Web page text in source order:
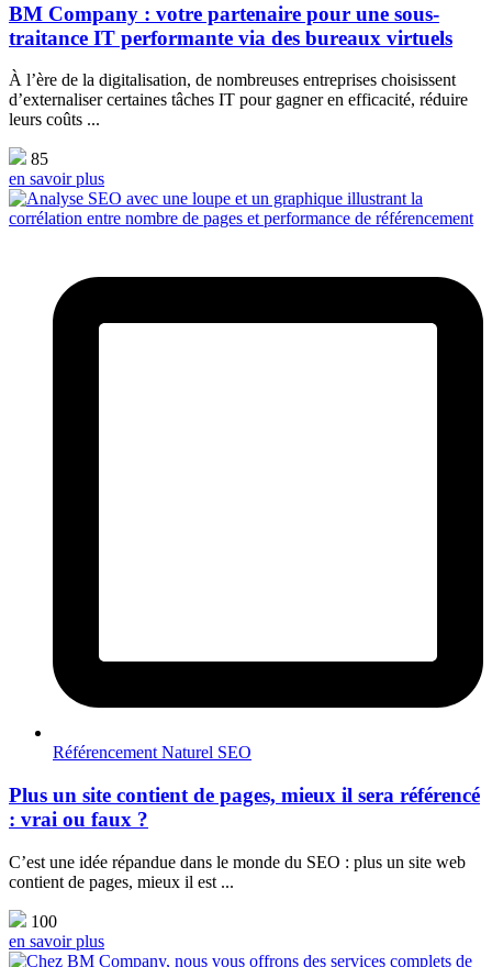
BM Company : votre partenaire pour une sous-
traitance IT performante via des bureaux virtuels
À l’ère de la digitalisation, de nombreuses entreprises choisissent
d’externaliser certaines tâches IT pour gagner en efficacité, réduire
leurs coûts ...
85
en savoir plus
Référencement Naturel SEO
Plus un site contient de pages, mieux il sera référencé
: vrai ou faux ?
C’est une idée répandue dans le monde du SEO : plus un site web
contient de pages, mieux il est ...
100
en savoir plus